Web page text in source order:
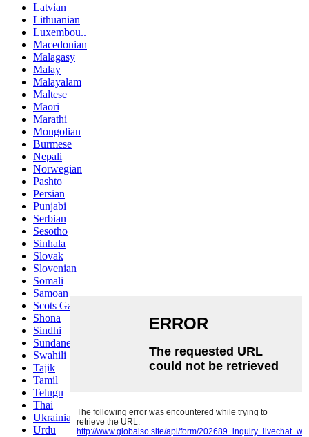
Latvian
Lithuanian
Luxembou..
Macedonian
Malagasy
Malay
Malayalam
Maltese
Maori
Marathi
Mongolian
Burmese
Nepali
Norwegian
Pashto
Persian
Punjabi
Serbian
Sesotho
Sinhala
Slovak
Slovenian
Somali
Samoan
Scots Gaelic
Shona
Sindhi
Sundanese
Swahili
Tajik
Tamil
Telugu
Thai
Ukrainian
Urdu